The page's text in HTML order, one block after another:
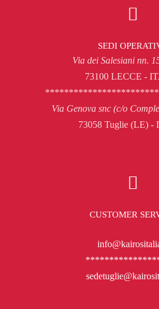
SEDI
Via dei Salesiani nn.
73100 LECCE -
Via Genova snc (c/o
73058 Tuglie (LE) -
CUSTOMER